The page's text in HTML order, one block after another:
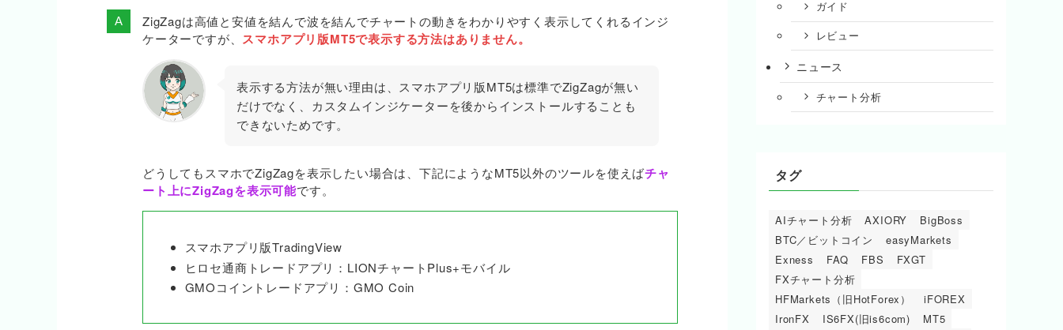
ZigZagは高値と安値を結んで波を結んでチャートの動きをわかりやすく表示してくれるインジ
ケーターですが、 スマホアプリ版MT5で表示する方法はありません。
表示する方法が無い理由は、スマホアプリ版MT5は標準でZigZagが無い
だけでなく、カスタムインジケーターを後からインストールすることも
できないためです。
どうしてもスマホでZigZagを表示したい場合は、下記にようなMT5以外のツールを使えばチャ
ート上にZigZagを表示可能です。
スマホアプリ版TradingView
ヒロセ通商トレードアプリ：LIONチャートPlus+モバイル
GMOコイントレードアプリ：GMO Coin
ガイド
レビュー
ニュース
チャート分析
タグ
AIチャート分析 AXIORY
BigBoss
BTC／ビットコイン
easyMarkets
Exness
FAQ FBS
FXGT
FXチャート分析
HFMarkets（旧HotForex）
iFOREX
IronFX
IS6FX(旧is6com)
MT5